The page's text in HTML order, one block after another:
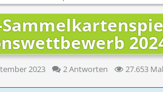
2023 2 Antworten 27.653